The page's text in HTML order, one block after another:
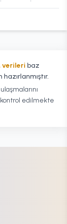
verileri baz
edilmekte